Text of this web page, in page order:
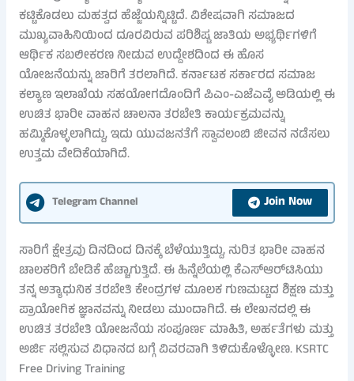
ಕಟ್ಟಿಕೊಡಲು ಮಹತ್ವದ ಹೆಜ್ಜೆಯನ್ನಿಟ್ಟಿದೆ. ವಿಶೇಷವಾಗಿ ಸಮಾಜದ
ಮುಖ್ಯವಾಹಿನಿಯಿಂದ ದೂರವಿರುವ ಪರಿಶಿಷ್ಟ ಜಾತಿಯ ಅಭ್ಯರ್ಥಿಗಳಿಗೆ
ಆರ್ಥಿಕ ಸಬಲೀಕರಣ ನೀಡುವ ಉದ್ದೇಶದಿಂದ ಈ ಹೊಸ
ಯೋಜನೆಯನ್ನು ಜಾರಿಗೆ ತರಲಾಗಿದೆ. ಕರ್ನಾಟಕ ಸರ್ಕಾರದ ಸಮಾಜ
ಕಲ್ಯಾಣ ಇಲಾಖೆಯ ಸಹಯೋಗದೊಂದಿಗೆ ಪಿಎಂ-ಎಜೆಎವೈ ಅಡಿಯಲ್ಲಿ ಈ
ಉಚಿತ ಭಾರೀ ವಾಹನ ಚಾಲನಾ ತರಬೇತಿ ಕಾರ್ಯಕ್ರಮವನ್ನು
ಹಮ್ಮಿಕೊಳ್ಳಲಾಗಿದ್ದು, ಇದು ಯುವಜನತೆಗೆ ಸ್ವಾವಲಂಬಿ ಜೀವನ ನಡೆಸಲು
ಉತ್ತಮ ವೇದಿಕೆಯಾಗಿದೆ.
Telegram Channel Join Now
ಸಾರಿಗೆ ಕ್ಷೇತ್ರವು ದಿನದಿಂದ ದಿನಕ್ಕೆ ಬೆಳೆಯುತ್ತಿದ್ದು, ನುರಿತ ಭಾರೀ ವಾಹನ
ಚಾಲಕರಿಗೆ ಬೇಡಿಕೆ ಹೆಚ್ಚಾಗುತ್ತಿದೆ. ಈ ಹಿನ್ನೆಲೆಯಲ್ಲಿ ಕೆಎಸ್‌ಆರ್‌ಟಿಸಿಯು
ತನ್ನ ಅತ್ಯಾಧುನಿಕ ತರಬೇತಿ ಕೇಂದ್ರಗಳ ಮೂಲಕ ಗುಣಮಟ್ಟದ ಶಿಕ್ಷಣ ಮತ್ತು
ಪ್ರಾಯೋಗಿಕ ಜ್ಞಾನವನ್ನು ನೀಡಲು ಮುಂದಾಗಿದೆ. ಈ ಲೇಖನದಲ್ಲಿ ಈ
ಉಚಿತ ತರಬೇತಿ ಯೋಜನೆಯ ಸಂಪೂರ್ಣ ಮಾಹಿತಿ, ಅರ್ಹತೆಗಳು ಮತ್ತು
ಅರ್ಜಿ ಸಲ್ಲಿಸುವ ವಿಧಾನದ ಬಗ್ಗೆ ವಿವರವಾಗಿ ತಿಳಿದುಕೊಳ್ಳೋಣ. KSRTC
Free Driving Training